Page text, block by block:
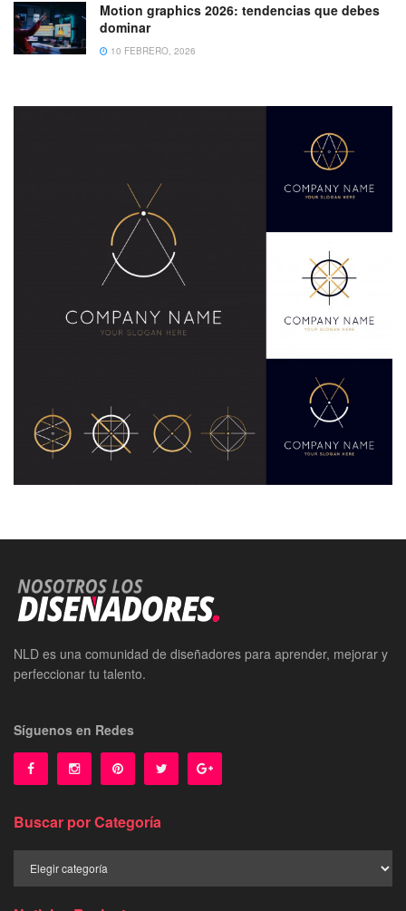
Motion graphics 2026: tendencias que debes
dominar
10 FEBRERO, 2026
NLD es una comunidad de diseñadores para aprender, mejorar y
perfeccionar tu talento.
Síguenos en Redes
Buscar por Categoría
por